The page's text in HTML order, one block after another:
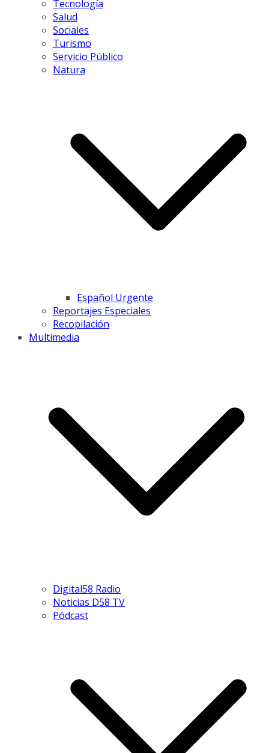
Tecnología
Salud
Sociales
Turismo
Servicio Público
Natura
Español Urgente
Reportajes Especiales
Recopilación
Multimedia
Digital58 Radio
Noticias D58 TV
Pódcast